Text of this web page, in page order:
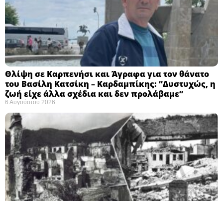
Θλίψη σε Καρπενήσι και Άγραφα για τον θάνατο
του Βασίλη Κατσίκη – Καρδαμπίκης: “Δυστυχώς, η
ζωή είχε άλλα σχέδια και δεν προλάβαμε”
6 Αυγούστου 2026